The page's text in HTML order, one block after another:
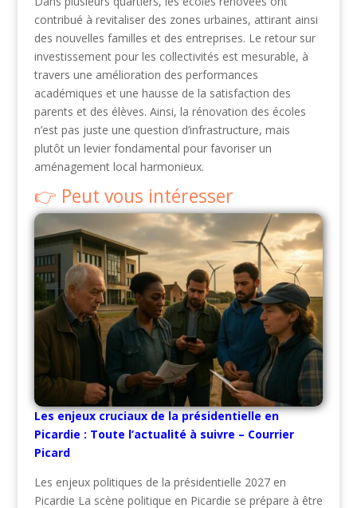
contribué à revitaliser des zones urbaines, attirant ainsi
des nouvelles familles et des entreprises. Le retour sur
investissement pour les collectivités est mesurable, à
travers une amélioration des performances
académiques et une hausse de la satisfaction des
parents et des élèves. Ainsi, la rénovation des écoles
n’est pas juste une question d’infrastructure, mais
plutôt un levier fondamental pour favoriser un
aménagement local harmonieux.
Peut vous intéresser
Les enjeux cruciaux de la présidentielle en
Picardie : Toute l’actualité à suivre – Courrier
Picard
Les enjeux politiques de la présidentielle 2027 en
Picardie La scène politique en Picardie se prépare à être